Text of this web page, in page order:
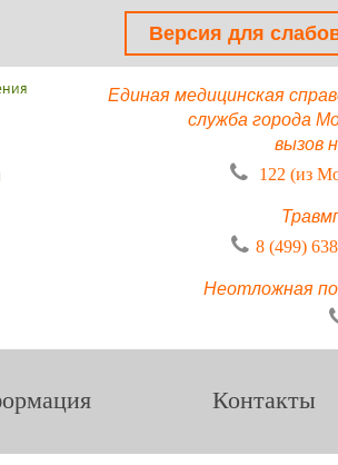
Версия для
Единая медицинская
служба города
вызов
122 (из
8 (499)
Неотложная
Контакты